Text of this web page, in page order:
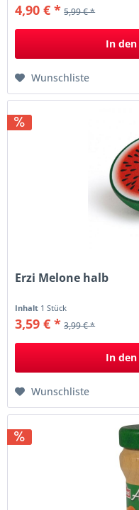
4,90 € * 5,99 € *
In den
Wunschliste
Erzi Melone halb
Inhalt 1 Stück
3,59 € * 3,99 € *
In den
Wunschliste